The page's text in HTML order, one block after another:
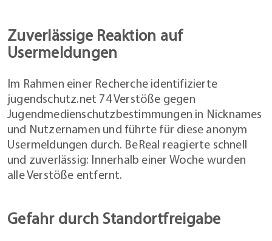
Zuverlässige Reaktion auf
Usermeldungen
Im Rahmen einer Recherche identifizierte
jugendschutz.net 74 Verstöße gegen
Jugendmedienschutzbestimmungen in Nicknames
und Nutzernamen und führte für diese anonym
Usermeldungen durch. BeReal reagierte schnell
und zuverlässig: Innerhalb einer Woche wurden
alle Verstöße entfernt.
Gefahr durch Standortfreigabe